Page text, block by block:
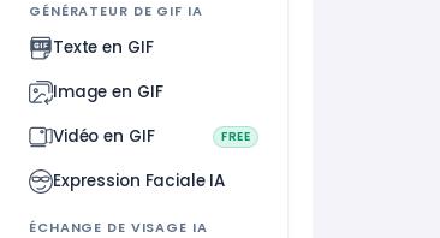
GÉNÉRATEUR DE GIF IA
Texte en GIF
Image en GIF
Vidéo en GIF
FREE
Expression Faciale IA
ÉCHANGE DE VISAGE IA